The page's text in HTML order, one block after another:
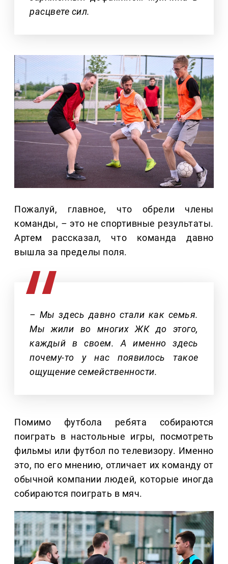
расцвете сил.
Пожалуй, главное, что обрели члены
команды, – это не спортивные результаты.
Артем рассказал, что команда давно
вышла за пределы поля.
– Мы здесь давно стали как семья.
Мы жили во многих ЖК до этого,
каждый в своем. А именно здесь
почему-то у нас появилось такое
ощущение семейственности.
Помимо футбола ребята собираются
поиграть в настольные игры, посмотреть
фильмы или футбол по телевизору. Именно
это, по его мнению, отличает их команду от
обычной компании людей, которые иногда
собираются поиграть в мяч.